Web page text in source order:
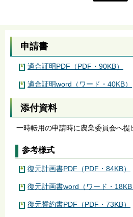
申請書
適合証明PDF（PDF・90KB）
適合証明word（ワード・40KB）
添付資料
一時転用の申請時に農業委員会へ
参考様式
復元計画書PDF（PDF・84KB）
復元計画書word（ワード・18KB
復元誓約書PDF（PDF・73KB）